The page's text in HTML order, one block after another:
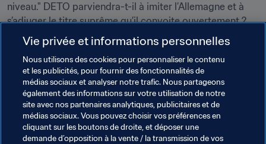
niveau." DETO parviendra-t-il à imiter l’Allemagne et à
s’adjuger le titre suprême qu’il convoite ouvertement ?
"Je l’espère. À chaque fois, c’est un peu plus difficile car il
y a de plus en plus de concurrents. Mais je ferai de mon
mieux, comme lors de chaque compétition."
Suivez Kai sur les réseaux sociaux : Facebook, Instagram
Twitch et Twitter.
Vie privée et informations personnelles
Nous utilisons des cookies pour personnaliser le contenu
et les publicités, pour fournir des fonctionnalités de
médias sociaux et analyser notre trafic. Nous partageons
également des informations sur votre utilisation de notre
site avec nos partenaires analytiques, publicitaires et de
médias sociaux. Vous pouvez choisir vos préférences en
cliquant sur les boutons de droite, et déposer une
demande d’opposition à la vente / la transmission de vos